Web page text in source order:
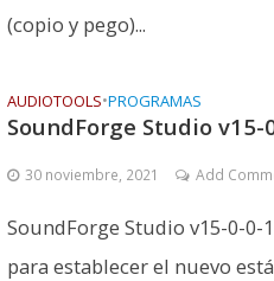
(copio y pego)...
AUDIOTOOLS•PROGRAMAS
SoundForge Studio v15-
30 noviembre, 2021 Add
SoundForge Studio v15-0-0-
para establecer el nuevo